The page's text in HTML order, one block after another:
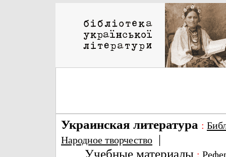
Украинская литература :
Народное творчество |
Учебные материалы :